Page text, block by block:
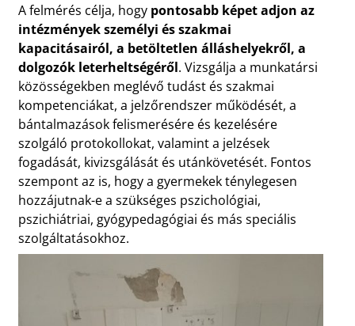
A felmérés célja, hogy pontosabb képet adjon az
intézmények személyi és szakmai
kapacitásairól, a betöltetlen álláshelyekről, a
dolgozók leterheltségéről. Vizsgálja a munkatársi
közösségekben meglévő tudást és szakmai
kompetenciákat, a jelzőrendszer működését, a
bántalmazások felismerésére és kezelésére
szolgáló protokollokat, valamint a jelzések
fogadását, kivizsgálását és utánkövetését. Fontos
szempont az is, hogy a gyermekek ténylegesen
hozzájutnak-e a szükséges pszichológiai,
pszichiátriai, gyógypedagógiai és más speciális
szolgáltatásokhoz.